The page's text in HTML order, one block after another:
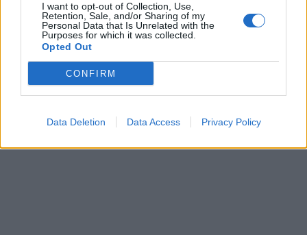
I want to opt-out of Collection, Use,
Retention, Sale, and/or Sharing of my
Personal Data that Is Unrelated with the
Purposes for which it was collected.
Opted Out
CONFIRM
Data Deletion Data Access Privacy Policy